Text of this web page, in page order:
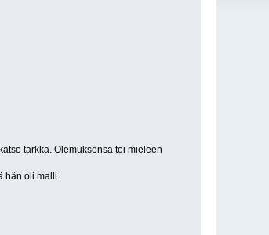
tarkka. Olemuksensa toi mieleen
hän oli malli.